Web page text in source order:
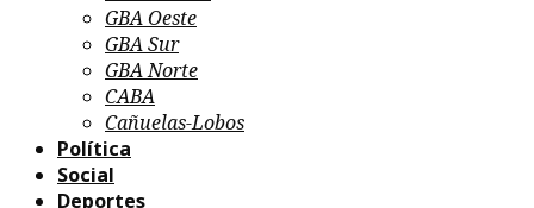
GBA Oeste
GBA Sur
GBA Norte
CABA
Cañuelas-Lobos
Política
Social
Deportes